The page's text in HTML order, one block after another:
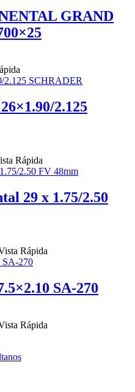
GRAND
2.125
Rápida
29 x 1.75/2.50
Rápida
SA-270
Rápida